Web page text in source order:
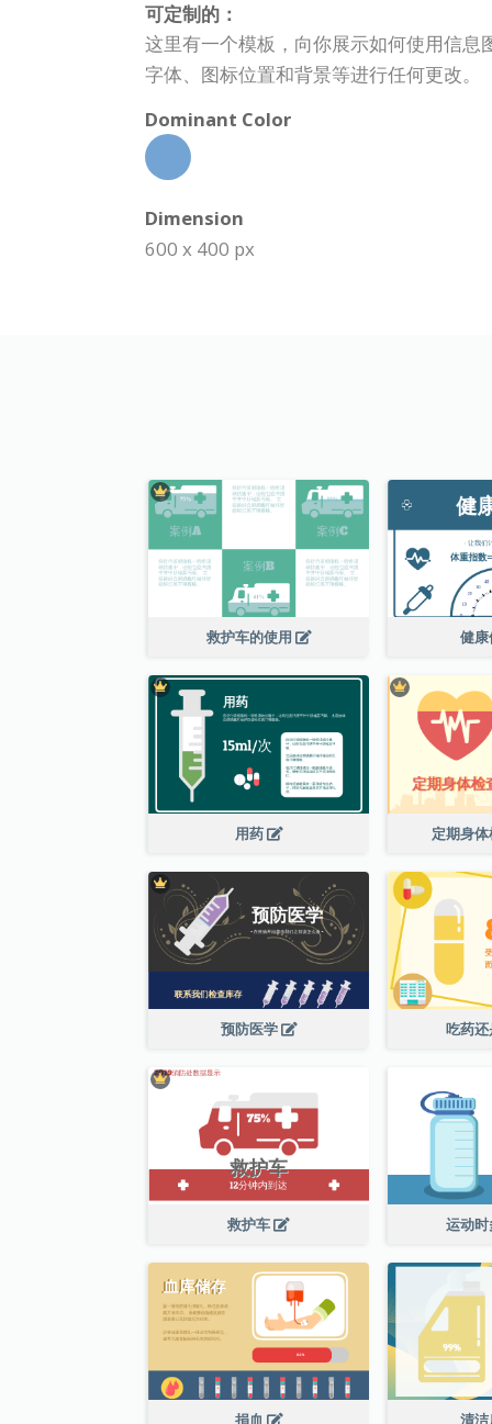
可定制的：
这里有一个模板，向你展示如何使用信
字体、图标位置和背景等进行任何更改。
Dominant Color
Dimension
600 x 400 px
救护车的使用 健
用药 定期身
预防医学 吃药
救护车 运动
捐血 清